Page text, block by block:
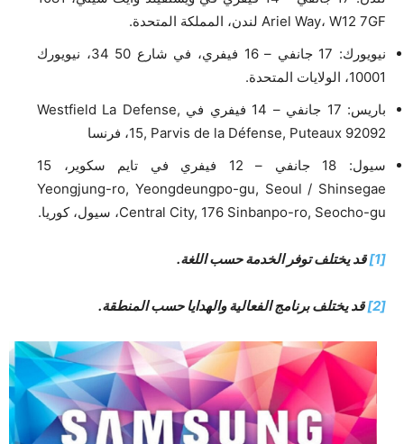
Ariel Way، W12 7GF لندن، المملكة المتحدة.
نيويورك: 17 جانفي – 16 فيفري، في شارع 50 34، نيويورك
10001، الولايات المتحدة.
باريس: 17 جانفي – 14 فيفري في Westfield La Defense,
15, Parvis de la Défense, Puteaux 92092، فرنسا
سيول: 18 جانفي – 12 فيفري في تايم سكوير، 15
Yeongjung-ro, Yeongdeungpo-gu, Seoul / Shinsegae
Central City, 176 Sinbanpo-ro, Seocho-gu، سيول، كوريا.
[1] قد يختلف توفر الخدمة حسب اللغة.
[2] قد يختلف برنامج الفعالية والهدايا حسب المنطقة.